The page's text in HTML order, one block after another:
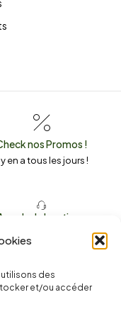
des
et/ou accéder
nos Promos !
y en a tous les jours !
Appeler la boutique